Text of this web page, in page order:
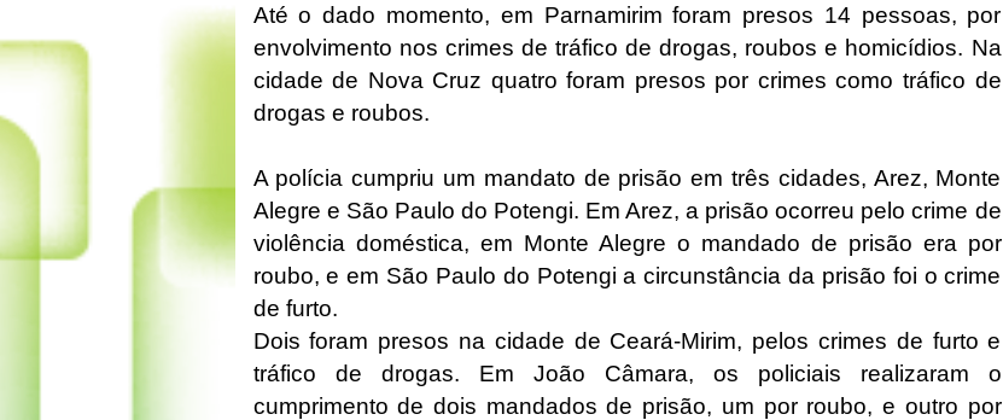
Até o dado momento, em Parnamirim foram presos 14 pessoas, por
envolvimento nos crimes de tráfico de drogas, roubos e homicídios. Na
cidade de Nova Cruz quatro foram presos por crimes como tráfico de
drogas e roubos.
A polícia cumpriu um mandato de prisão em três cidades, Arez, Monte
Alegre e São Paulo do Potengi. Em Arez, a prisão ocorreu pelo crime de
violência doméstica, em Monte Alegre o mandado de prisão era por
roubo, e em São Paulo do Potengi a circunstância da prisão foi o crime
de furto.
Dois foram presos na cidade de Ceará-Mirim, pelos crimes de furto e
tráfico de drogas. Em João Câmara, os policiais realizaram o
cumprimento de dois mandados de prisão, um por roubo, e outro por